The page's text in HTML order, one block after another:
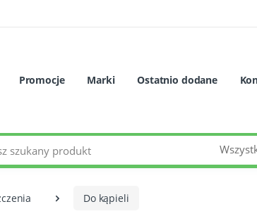
Promocje Marki Ostatnio dodane
Do kąpieli